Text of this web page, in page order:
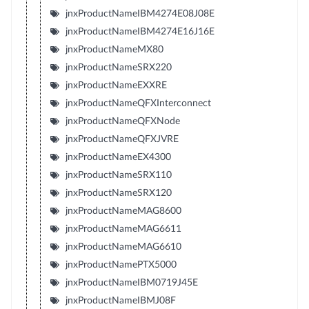
jnxProductNameIBM4274E08J08E
jnxProductNameIBM4274E16J16E
jnxProductNameMX80
jnxProductNameSRX220
jnxProductNameEXXRE
jnxProductNameQFXInterconnect
jnxProductNameQFXNode
jnxProductNameQFXJVRE
jnxProductNameEX4300
jnxProductNameSRX110
jnxProductNameSRX120
jnxProductNameMAG8600
jnxProductNameMAG6611
jnxProductNameMAG6610
jnxProductNamePTX5000
jnxProductNameIBM0719J45E
jnxProductNameIBMJ08F